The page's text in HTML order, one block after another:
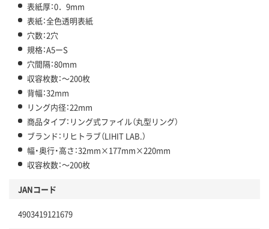
表紙厚：0．9mm
表紙：全色透明表紙
穴数：2穴
規格：A5ーS
穴間隔：80mm
収容枚数：～200枚
背幅：32mm
リング内径：22mm
商品タイプ：リング式ファイル（丸型リング）
ブランド：リヒトラブ（LIHIT LAB.）
幅・奥行・高さ：32mm×177mm×220mm
収容枚数：～200枚
JANコード
4903419121679